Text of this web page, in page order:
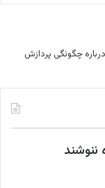
درباره چگونگی پردازش
ننوشند